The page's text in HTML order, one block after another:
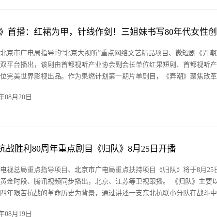
京市广电局指导的“北京大视听”重点网络文艺精品项目、微短剧《弄
平台播出，该剧由首都视听产业协会副会长单位红果短剧、首都视听
完美世界影视出品。作为果燃计划第一期片单剧目，《弄潮》聚焦改
讲述了一段关于女性觉醒、互助与拼搏的动人篇章。
08月20日
战胜利80周年重点剧目《归队》8月25日开播
视总局重点指导项目、北京市广电局重点扶持项目《归队》将于8月25
金时段、腾讯视频同步播出，北京、江苏等卫视跟播。 《归队》主要
年艰苦抗战的革命历史为背景，通过讲述一支东北抗联小分队在战斗
08月19日